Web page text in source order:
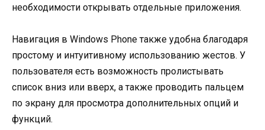
необходимости открывать отдельные приложения.
Навигация в Windows Phone также удобна благодаря
простому и интуитивному использованию жестов. У
пользователя есть возможность пролистывать
список вниз или вверх, а также проводить пальцем
по экрану для просмотра дополнительных опций и
функций.